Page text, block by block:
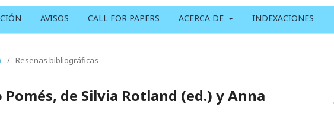
AVISOS CALL FOR PAPERS ACERCA DE INDEXACIONES
/ Reseñas bibliográficas
de Silvia Rotland (ed.) y Anna